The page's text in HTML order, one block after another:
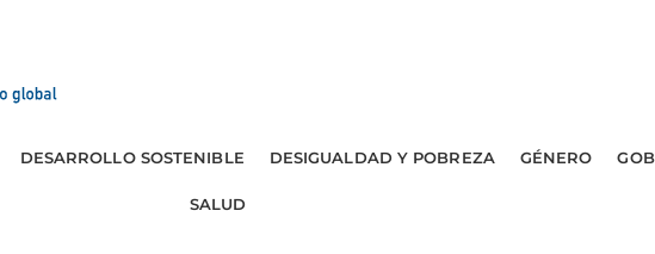
DESARROLLO SOSTENIBLE DESIGUALDAD Y POBREZA GÉNERO
SALUD